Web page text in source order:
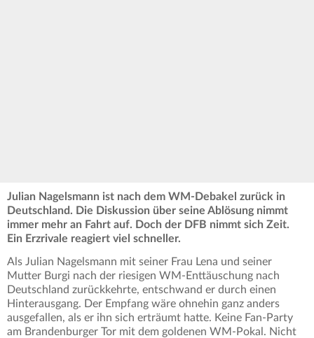
Julian Nagelsmann ist nach dem WM-Debakel zurück in
Deutschland. Die Diskussion über seine Ablösung nimmt
immer mehr an Fahrt auf. Doch der DFB nimmt sich Zeit.
Ein Erzrivale reagiert viel schneller.
Als Julian Nagelsmann mit seiner Frau Lena und seiner
Mutter Burgi nach der riesigen WM-Enttäuschung nach
Deutschland zurückkehrte, entschwand er durch einen
Hinterausgang. Der Empfang wäre ohnehin ganz anders
ausgefallen, als er ihn sich erträumt hatte. Keine Fan-Party
am Brandenburger Tor mit dem goldenen WM-Pokal. Nicht